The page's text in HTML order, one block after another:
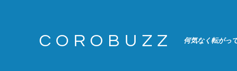
COROBUZZ 何気なく転がっ